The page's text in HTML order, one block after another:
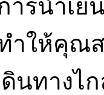
ารน้ำเย็
ำให้คุณ
ดินทาง